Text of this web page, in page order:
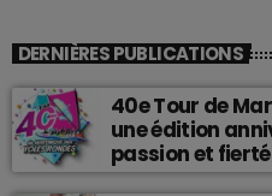
DERNIÈRES PUBLICATIONS
40e Tour de
une édition
passion et